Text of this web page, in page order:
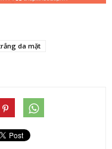
da mặt